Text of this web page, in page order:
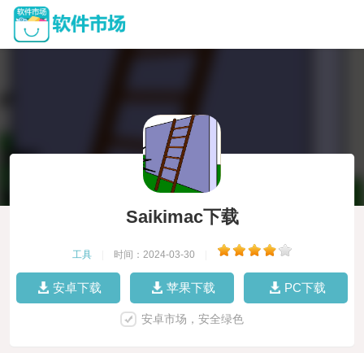
Saikimac下载
工具 时间：2024-03-30
安卓下载 苹果下载 PC下载
安卓市场，安全绿色